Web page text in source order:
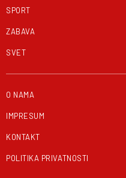
SPORT
ZABAVA
SVET
O NAMA
IMPRESUM
KONTAKT
POLITIKA PRIVATNOSTI